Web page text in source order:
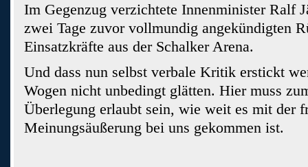
Im Gegenzug verzichtete Innenminister Ralf
zwei Tage zuvor vollmundig angekündigten
Einsatzkräfte aus der Schalker Arena.
Und dass nun selbst verbale Kritik erstickt
Wogen nicht unbedingt glätten. Hier muss
Überlegung erlaubt sein, wie weit es mit der
Meinungsäußerung bei uns gekommen ist.